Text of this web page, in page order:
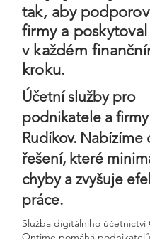
tak, aby
firmy a
v každém
kroku.
Účetní služby pro
podnikatele a
Rudíkov.
řešení, které
chyby a zvyšuje
práce.
Služba digitálního účetnictví